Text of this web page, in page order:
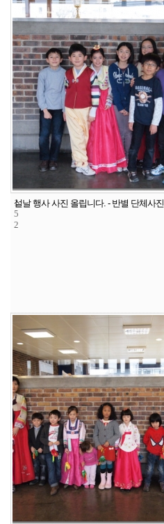
1
5
2
설날 행사 사진 올립니다. - 반별 단체사진